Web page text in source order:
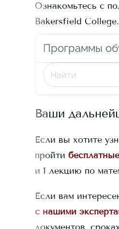
Ознакомьтесь с
Bakersfield College.
Программы
Ваши
Если вы хотите
пройти
и 1 лекцию по
Если вам
с нашими